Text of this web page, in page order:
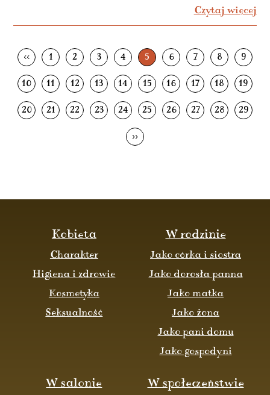
Czytaj więcej
<< 1 2 3 4 5 6 7 8 9
10 11 12 13 14 15 16 17 18 19
20 21 22 23 24 25 26 27 28 29
>>
Kobieta
Charakter
Higiena i zdrowie
Kosmetyka
Seksualność
W rodzinie
Jako córka i siostra
Jako dorosła panna
Jako matka
Jako żona
Jako pani domu
Jako gospodyni
W salonie W społeczeństwie